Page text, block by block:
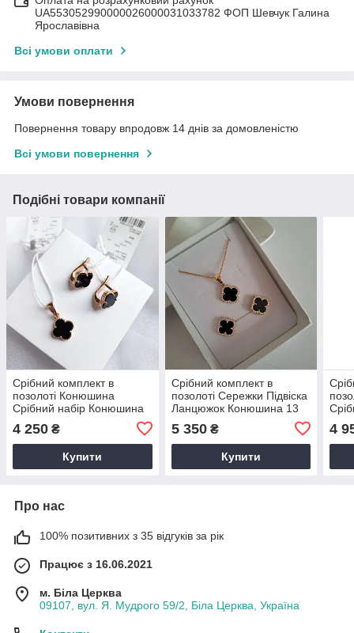
UA553052990000026000031033782 ФОП Шевчук Галина
Ярославівна
Всі умови оплати
Умови повернення
Повернення товару впродовж 14 днів за домовленістю
Всі умови повернення
Подібні товари компанії
Срібний комплект в
позолоті Конюшина
Срібний набір Конюшина
4 250 ₴
Купити
Срібний комплект в
позолоті Сережки Підвіска
Ланцюжок Конюшина 13
5 350₴
Купити
10
4
Про нас
100% позитивних з 35 відгуків за рік
Працює з 16.06.2021
м. Біла Церква
09107, вул. Я. Мудрого 59/2, Біла Церква, Україна